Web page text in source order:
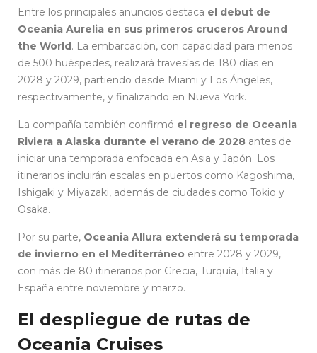
Entre los principales anuncios destaca el debut de
Oceania Aurelia en sus primeros cruceros Around
the World. La embarcación, con capacidad para menos
de 500 huéspedes, realizará travesías de 180 días en
2028 y 2029, partiendo desde Miami y Los Ángeles,
respectivamente, y finalizando en Nueva York.
La compañía también confirmó el regreso de Oceania
Riviera a Alaska durante el verano de 2028 antes de
iniciar una temporada enfocada en Asia y Japón. Los
itinerarios incluirán escalas en puertos como Kagoshima,
Ishigaki y Miyazaki, además de ciudades como Tokio y
Osaka.
Por su parte, Oceania Allura extenderá su temporada
de invierno en el Mediterráneo entre 2028 y 2029,
con más de 80 itinerarios por Grecia, Turquía, Italia y
España entre noviembre y marzo.
El despliegue de rutas de
Oceania Cruises